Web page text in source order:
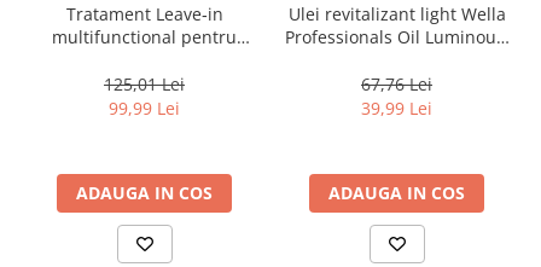
Tratament Leave‑in
multifunctional pentru
beneficii Milk Shake Leave-
in Incredible Milk, 150 ml
125,01 Lei
99,99 Lei
ADAUGA IN COS
Ulei revitalizant light Wella
Professionals Oil Luminous,
67,76 Lei
39,99 Lei
ADAUGA IN COS